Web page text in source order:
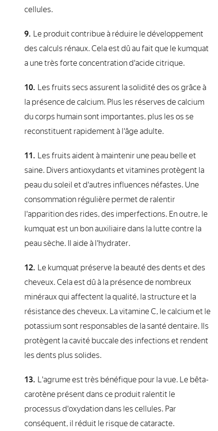
cellules.
Le produit contribue à réduire le développement
des calculs rénaux. Cela est dû au fait que le kumquat
a une très forte concentration d'acide citrique.
Les fruits secs assurent la solidité des os grâce à
la présence de calcium. Plus les réserves de calcium
du corps humain sont importantes, plus les os se
reconstituent rapidement à l'âge adulte.
Les fruits aident à maintenir une peau belle et
saine. Divers antioxydants et vitamines protègent la
peau du soleil et d'autres influences néfastes. Une
consommation régulière permet de ralentir
l'apparition des rides, des imperfections. En outre, le
kumquat est un bon auxiliaire dans la lutte contre la
peau sèche. Il aide à l'hydrater.
Le kumquat préserve la beauté des dents et des
cheveux. Cela est dû à la présence de nombreux
minéraux qui affectent la qualité, la structure et la
résistance des cheveux. La vitamine C, le calcium et le
potassium sont responsables de la santé dentaire. Ils
protègent la cavité buccale des infections et rendent
les dents plus solides.
L'agrume est très bénéfique pour la vue. Le bêta-
carotène présent dans ce produit ralentit le
processus d'oxydation dans les cellules. Par
conséquent, il réduit le risque de cataracte.